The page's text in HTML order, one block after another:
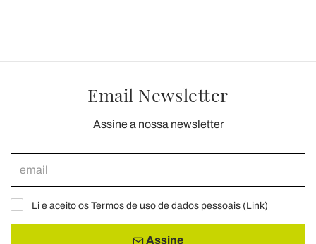
Email Newsletter
Assine a nossa newsletter
Li e aceito os Termos de uso de dados pessoais (Link)
Assine